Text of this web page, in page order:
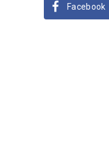
Facebook